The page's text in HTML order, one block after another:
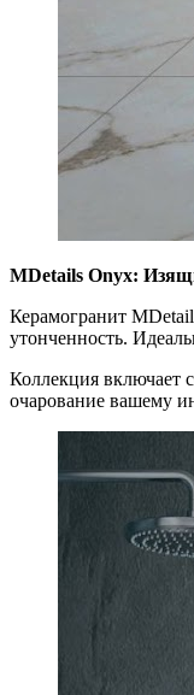
MDetails Onyx:
Керамогранит
утонченность.
Коллекция включает
очарование вашему